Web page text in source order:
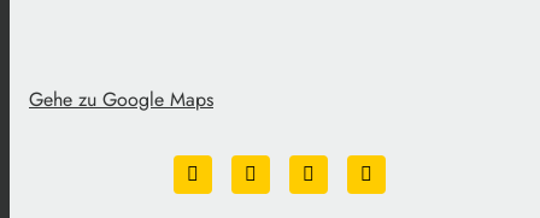
Gehe zu Google Maps